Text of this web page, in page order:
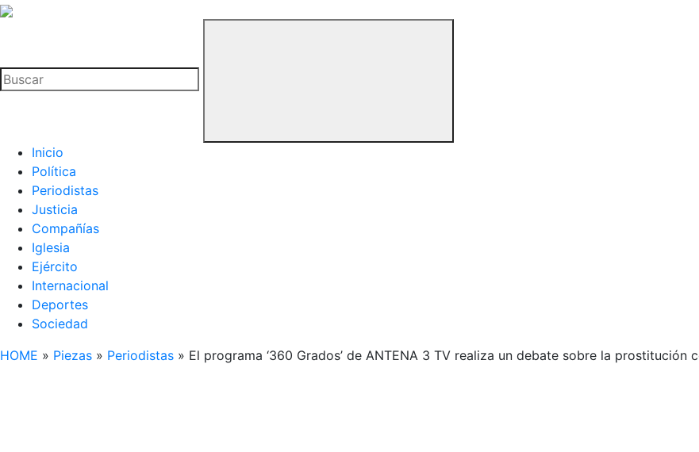
La
Buitre
Inicio
Política
Periodistas
Justicia
Compañías
Iglesia
Ejército
Internacional
Deportes
Sociedad
HOME » Piezas » Periodistas » El programa ‘360 Grados’ de ANTENA 3 TV realiza un debate sobre la prostitución